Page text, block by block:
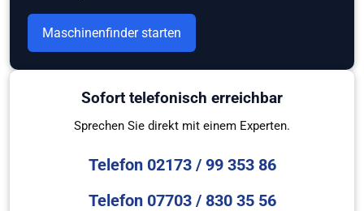
Maschinenfinder starten
Sofort telefonisch erreichbar
Sprechen Sie direkt mit einem Experten.
Telefon 02173 / 99 353 86
Telefon 07703 / 830 35 56